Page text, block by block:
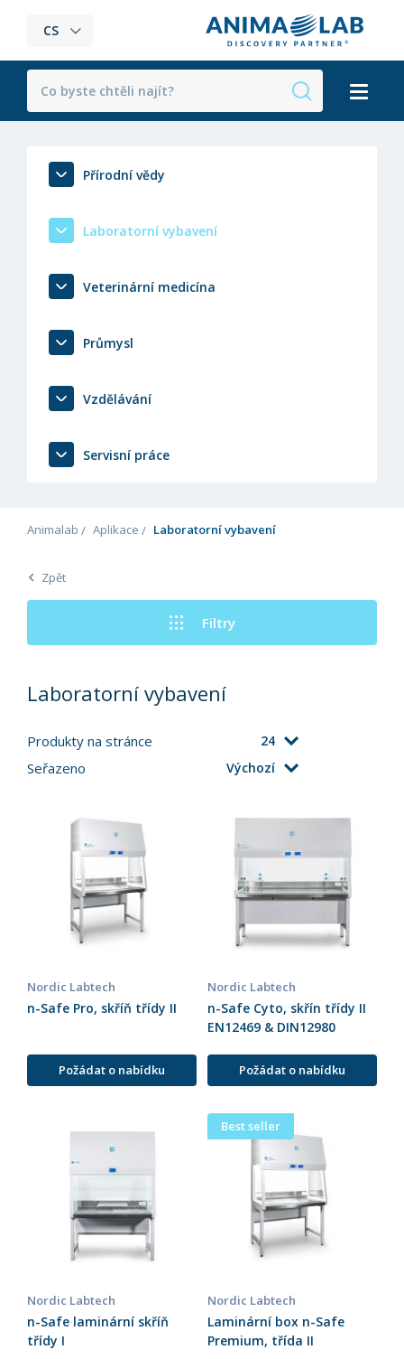
CS
Přírodní vědy
Laboratorní vybavení
Veterinární medicína
Průmysl
Vzdělávání
Servisní práce
Animalab Aplikace Laboratorní vybavení
Zpět
Filtry
Laboratorní vybavení
Produkty na stránce 24
Seřazeno Výchozí
Nordic Labtech
n-Safe Pro, skříň třídy II
Požádat o nabídku
Nordic Labtech
n-Safe Cyto, skřín třídy II
EN12469 & DIN12980
Požádat o nabídku
Nordic Labtech
n-Safe laminární skříň
třídy I
Best seller
Nordic Labtech
Laminární box n-Safe
Premium, třída II